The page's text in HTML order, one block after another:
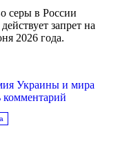
серы в России
запрет на
2026 года.
Украины и мира
комментарий